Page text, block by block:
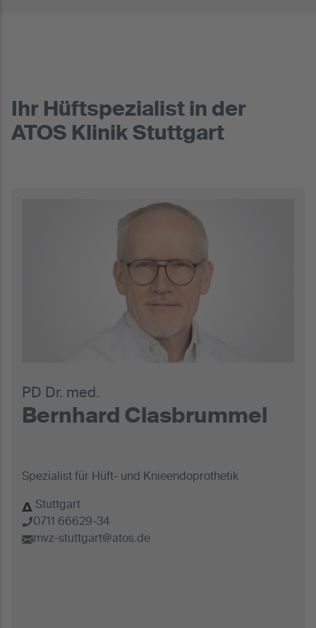
Ihr Hüftspezialist in der
ATOS Klinik Stuttgart
PD Dr. med.
Bernhard Clasbrummel
Spezialist für Hüft- und Knieendoprothetik
Stuttgart
0711 66629-34
mvz-stuttgart@atos.de